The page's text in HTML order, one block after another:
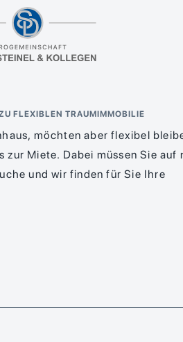
FLEXIBLEN TRAUMIMMOBILIE
möchten aber flexibel
zur Miete. Dabei müssen Sie auf
und wir finden für Sie Ihre